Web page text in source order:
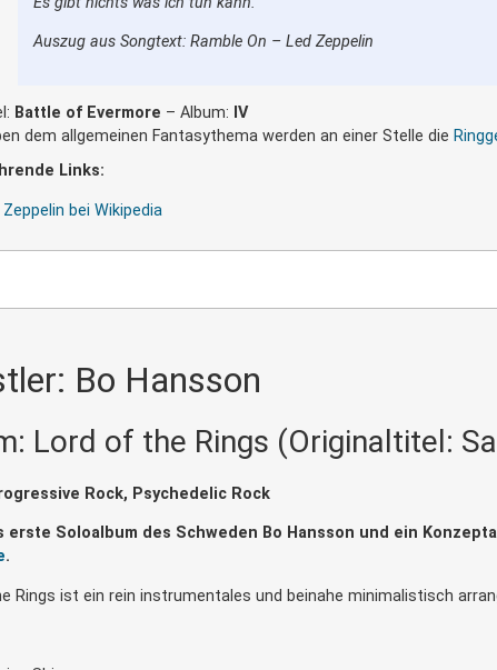
Auszug aus Songtext: Ramble On – Led Zeppelin
Battle of Evermore – Album: IV
dem allgemeinen Fantasythema werden an einer Stelle die
Links:
Zeppelin bei Wikipedia
Bo Hansson
Lord of the Rings (Originaltitel:
Rock, Psychedelic Rock
erste Soloalbum des Schweden Bo Hansson und ein
.
Rings ist ein rein instrumentales und beinahe minimalistisch